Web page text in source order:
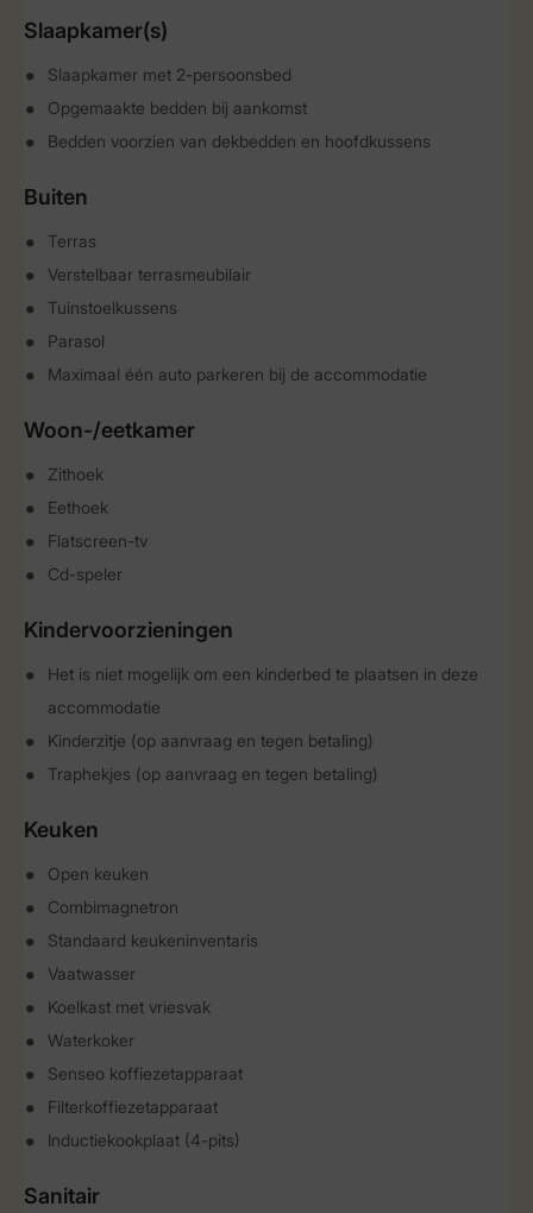
Slaapkamer(s)
Slaapkamer met 2-persoonsbed
Opgemaakte bedden bij aankomst
Bedden voorzien van dekbedden en hoofdkussens
Buiten
Terras
Verstelbaar terrasmeubilair
Tuinstoelkussens
Parasol
Maximaal één auto parkeren bij de accommodatie
Woon-/eetkamer
Zithoek
Eethoek
Flatscreen-tv
Cd-speler
Kindervoorzieningen
Het is niet mogelijk om een kinderbed te plaatsen in deze
accommodatie
Kinderzitje (op aanvraag en tegen betaling)
Traphekjes (op aanvraag en tegen betaling)
Keuken
Open keuken
Combimagnetron
Standaard keukeninventaris
Vaatwasser
Koelkast met vriesvak
Waterkoker
Senseo koffiezetapparaat
Filterkoffiezetapparaat
Inductiekookplaat (4-pits)
Sanitair